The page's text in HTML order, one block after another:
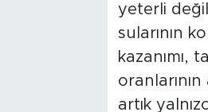
yeterli
sularının
kazanımı,
artık